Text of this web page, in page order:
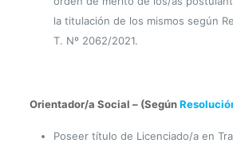
la titulación de los mismos según
T. Nº 2062/2021.
Orientador/a Social – (Según
Poseer título de Licenciado/a en